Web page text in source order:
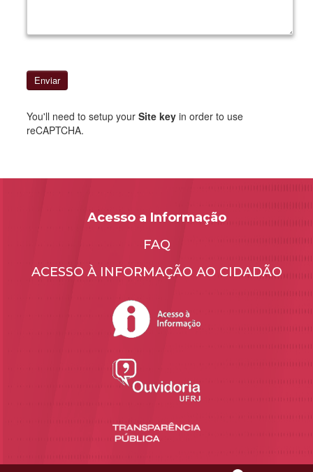
Enviar
You'll need to setup your Site key in order to use
reCAPTCHA.
Acesso a Informação
FAQ
ACESSO À INFORMAÇÃO AO CIDADÃO